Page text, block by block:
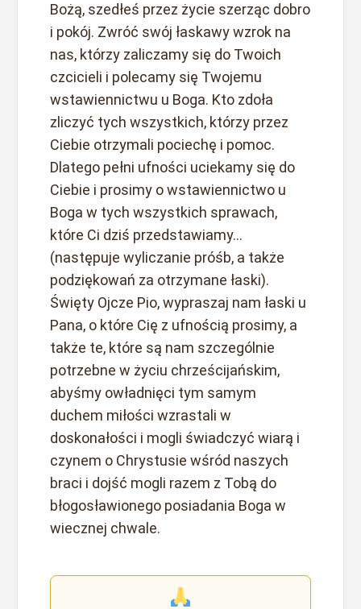
Bożą, szedłeś przez życie szerząc dobro
i pokój. Zwróć swój łaskawy wzrok na
nas, którzy zaliczamy się do Twoich
czcicieli i polecamy się Twojemu
wstawiennictwu u Boga. Kto zdoła
zliczyć tych wszystkich, którzy przez
Ciebie otrzymali pociechę i pomoc.
Dlatego pełni ufności uciekamy się do
Ciebie i prosimy o wstawiennictwo u
Boga w tych wszystkich sprawach,
które Ci dziś przedstawiamy...
(następuje wyliczanie próśb, a także
podziękowań za otrzymane łaski).
Święty Ojcze Pio, wypraszaj nam łaski u
Pana, o które Cię z ufnością prosimy, a
także te, które są nam szczególnie
potrzebne w życiu chrześcijańskim,
abyśmy owładnięci tym samym
duchem miłości wzrastali w
doskonałości i mogli świadczyć wiarą i
czynem o Chrystusie wśród naszych
braci i dojść mogli razem z Tobą do
błogosławionego posiadania Boga w
wiecznej chwale.